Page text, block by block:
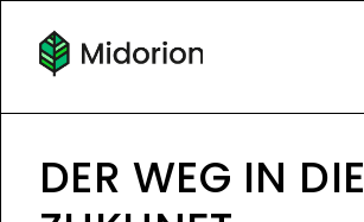
DER WEG IN DIE